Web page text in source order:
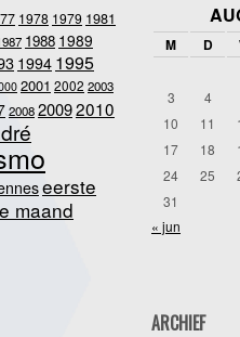
1978 1979 1981
1988 1989
1994 1995
2001 2002 2003
200820092010
eerste
maand
M D
3
4
10
11
17
18
24
25
31
« jun
ARCHIEF